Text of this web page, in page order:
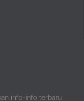
info-info terbaru